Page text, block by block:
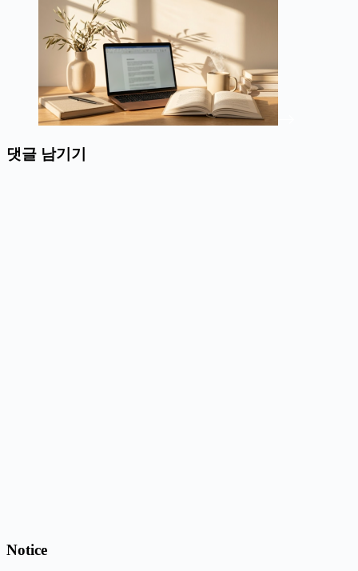
댓글 남기기
Notice